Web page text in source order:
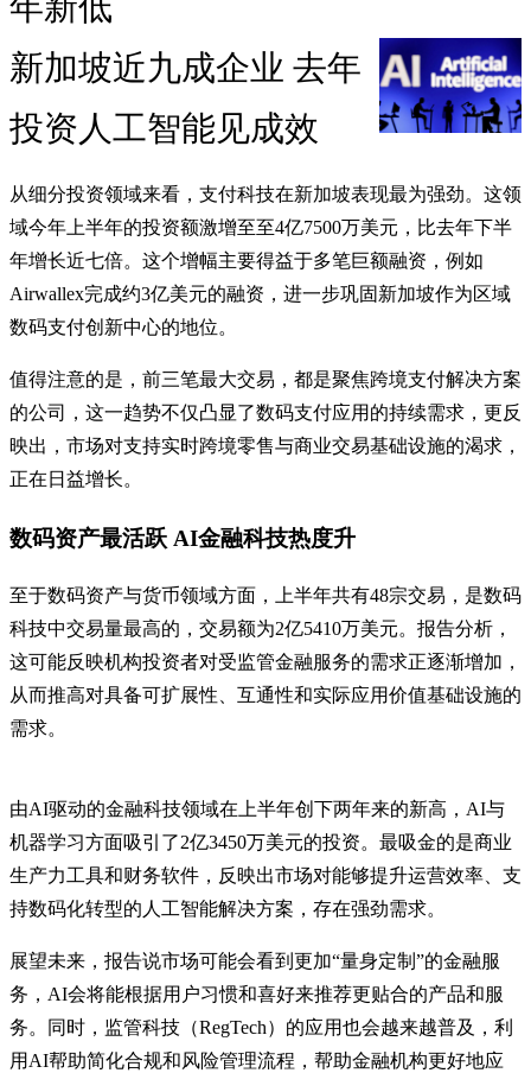
新加坡近九成企业 去年
投资人工智能见成效
从细分投资领域来看，支付科技在新加坡表现最为强劲。这领
域今年上半年的投资额激增至至4亿7500万美元，比去年下半
年增长近七倍。这个增幅主要得益于多笔巨额融资，例如
Airwallex完成约3亿美元的融资，进一步巩固新加坡作为区域
数码支付创新中心的地位。
值得注意的是，前三笔最大交易，都是聚焦跨境支付解决方案
的公司，这一趋势不仅凸显了数码支付应用的持续需求，更反
映出，市场对支持实时跨境零售与商业交易基础设施的渴求，
正在日益增长。
数码资产最活跃 AI金融科技热度升
至于数码资产与货币领域方面，上半年共有48宗交易，是数码
科技中交易量最高的，交易额为2亿5410万美元。报告分析，
这可能反映机构投资者对受监管金融服务的需求正逐渐增加，
从而推高对具备可扩展性、互通性和实际应用价值基础设施的
需求。
由AI驱动的金融科技领域在上半年创下两年来的新高，AI与
机器学习方面吸引了2亿3450万美元的投资。最吸金的是商业
生产力工具和财务软件，反映出市场对能够提升运营效率、支
持数码化转型的人工智能解决方案，存在强劲需求。
展望未来，报告说市场可能会看到更加“量身定制”的金融服
务，AI会将能根据用户习惯和喜好来推荐更贴合的产品和服
务。同时，监管科技（RegTech）的应用也会越来越普及，利
用AI帮助简化合规和风险管理流程，帮助金融机构更好地应